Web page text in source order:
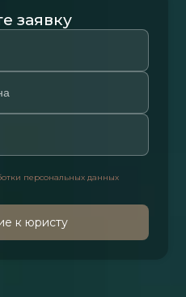
заявку
персональных данных
к юристу